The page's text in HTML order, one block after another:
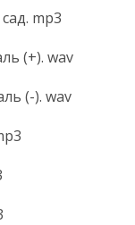
mp3
(+). wav
(-). wav